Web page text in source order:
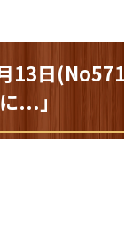
月13日
...」